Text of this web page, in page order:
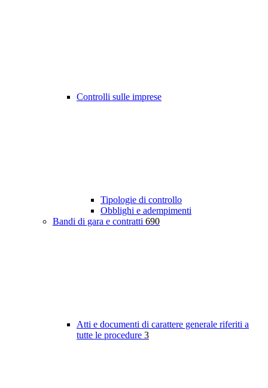
Controlli sulle imprese
Tipologie di controllo
Obblighi e adempimenti
Bandi di gara e contratti 690
Atti e documenti di carattere generale riferiti a
tutte le procedure 3